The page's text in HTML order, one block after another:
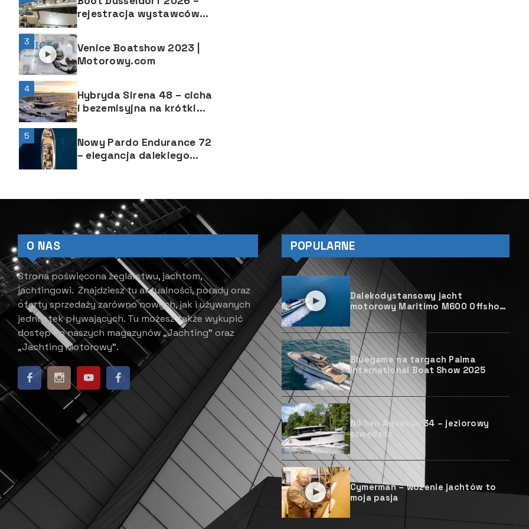
rejestracja wystawców
już otwarta
3
Venice Boatshow 2023 |
Motorowy.com
4
Hybryda Sirena 48 – cicha
i bezemisyjna na krótkim
dystansie
5
Nowy Pardo Endurance 72
– elegancja dalekiego
rejsu od włoskiej stoczni
O NAS
Strona poświęcona żeglarstwu, jachtom,
jachtingowi. Znajdziesz tu aktualności, porady oraz
oferty sprzedaży zarówno nowych, jak i używanych
jednostek pływających. ​ Tu możesz także wykupić
dostęp do naszych magazynów „Jachting” oraz
„Jachting Motorowy”.
POPULARNE
Dalekodystansowy jacht
motorowy Maritimo M600 Offshore
Flybridge
Bluegame na targach Palma
International Boat Show 2025
Nikhen Aquasun 34 – jeziorowy
szwędacz
Cymerman – wożenie jachtów to
moja pasja